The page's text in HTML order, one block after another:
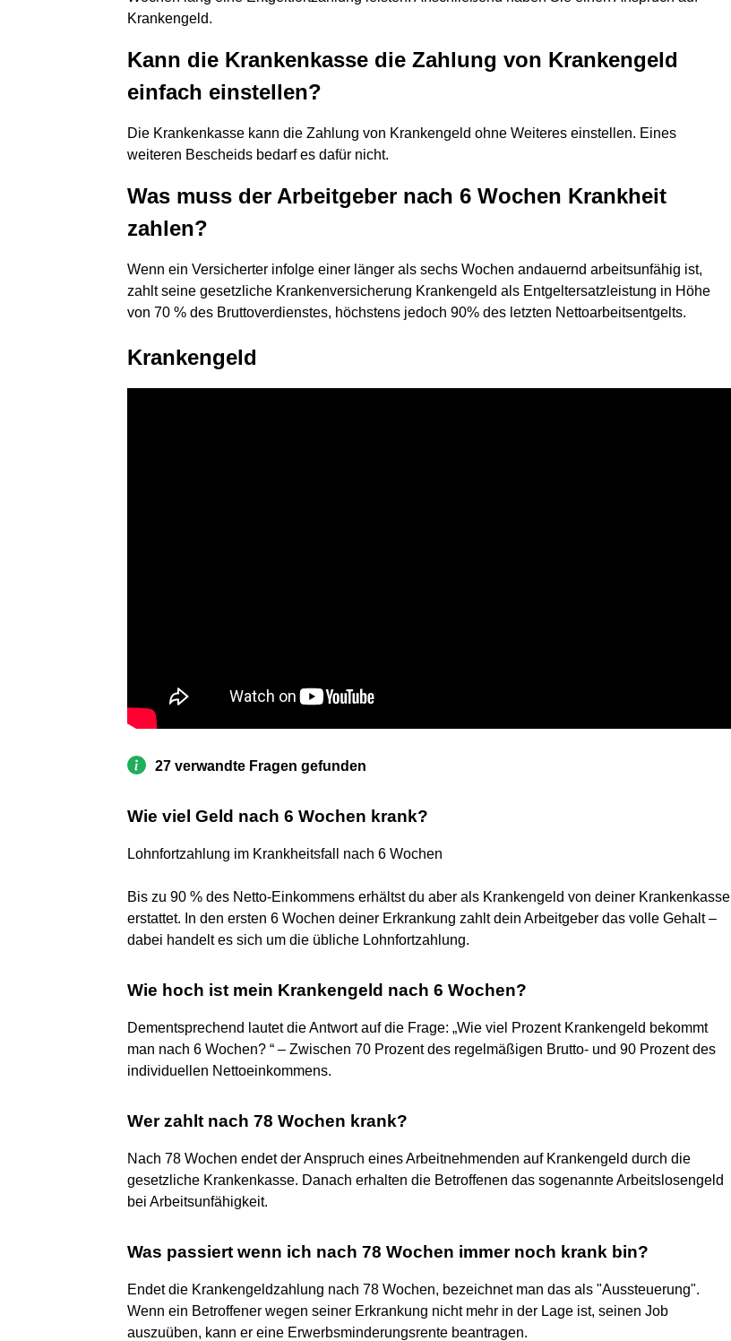
Krankengeld.
Kann die Krankenkasse die Zahlung von Krankengeld
einfach einstellen?
Die Krankenkasse kann die Zahlung von Krankengeld ohne Weiteres einstellen. Eines
weiteren Bescheids bedarf es dafür nicht.
Was muss der Arbeitgeber nach 6 Wochen Krankheit
zahlen?
Wenn ein Versicherter infolge einer länger als sechs Wochen andauernd arbeitsunfähig ist,
zahlt seine gesetzliche Krankenversicherung Krankengeld als Entgeltersatzleistung in Höhe
von 70 % des Bruttoverdienstes, höchstens jedoch 90% des letzten Nettoarbeitsentgelts.
Krankengeld
27 verwandte Fragen gefunden
Wie viel Geld nach 6 Wochen krank?
Lohnfortzahlung im Krankheitsfall nach 6 Wochen
Bis zu 90 % des Netto-Einkommens erhältst du aber als Krankengeld von deiner Krankenkasse
erstattet. In den ersten 6 Wochen deiner Erkrankung zahlt dein Arbeitgeber das volle Gehalt –
dabei handelt es sich um die übliche Lohnfortzahlung.
Wie hoch ist mein Krankengeld nach 6 Wochen?
Dementsprechend lautet die Antwort auf die Frage: „Wie viel Prozent Krankengeld bekommt
man nach 6 Wochen? “ – Zwischen 70 Prozent des regelmäßigen Brutto- und 90 Prozent des
individuellen Nettoeinkommens.
Wer zahlt nach 78 Wochen krank?
Nach 78 Wochen endet der Anspruch eines Arbeitnehmenden auf Krankengeld durch die
gesetzliche Krankenkasse. Danach erhalten die Betroffenen das sogenannte Arbeitslosengeld
bei Arbeitsunfähigkeit.
Was passiert wenn ich nach 78 Wochen immer noch krank bin?
Endet die Krankengeldzahlung nach 78 Wochen, bezeichnet man das als "Aussteuerung".
Wenn ein Betroffener wegen seiner Erkrankung nicht mehr in der Lage ist, seinen Job
auszuüben, kann er eine Erwerbsminderungsrente beantragen.